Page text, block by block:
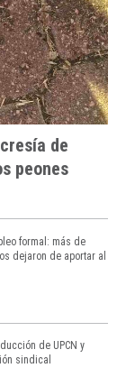
de
peones
formal: más de
dejaron de aportar al
de UPCN y
sindical